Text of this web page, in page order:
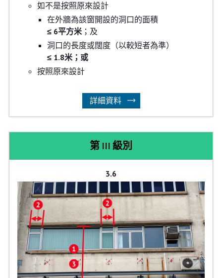
如不是按照原來設計
在外牆為該窗開設的洞口的面積
≤ 6平方米；及
洞口的長度或闊度（以較短者為準）
≤ 1.8米；或
按照原來設計
詳細資料
第 III 級別
3.6